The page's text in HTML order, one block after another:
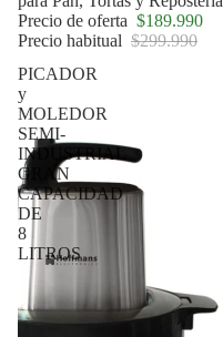
Precio de oferta $189.990
Precio habitual $299.990
PICADOR
y
MOLEDOR
SEMI-
INDUSTRIAL
GRAN
CAPACIDAD
DE
8
LITROS